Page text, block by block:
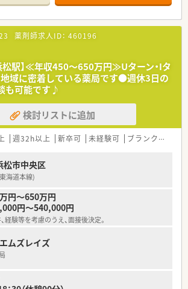
応需状況について】
車で10分ほどの立地にあり、近隣のクリニックか
、脳外科、皮膚科など多岐にわたる処方箋を応需し
枚数は約30枚と比較的落ち着いており、患者様一
して丁寧な服薬指導や健康相談を行うことが可能
外科といった専門性の高い科目も含まれているた
ルを維持しつつ幅広い知識を習得したい方に最適な
求める人物像について】
規出店や事業拡大を見据えた組織強化のための増
としての勤務や在宅業務にも柔軟に対応いただける
おり、特に管理薬剤師を目指せる方は大歓迎の状況
までの若手層を中心に、即戦力として活躍できる
持ちの方からの積極的なご応募をお待ちしており
ついて】
て年収450万円から650万円の提示が可能であり、
120日前後を確保しており、年末年始などの長期休
薬剤師求人ID： 460196
松駅】≪年収450～650万円≫Uターン・Iタ
地域に密着している薬局です●週休3日の
も可能です♪
検討リストに追加
週32h以上 新卒可 未経験可 ブランク可
松市中央区
海道本線)
円～650万円
円～540,000円
経験等を考慮のうえ、面接後決定。
ムズレイズ